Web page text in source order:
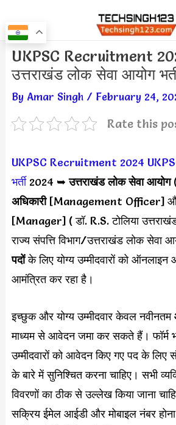
to
content
UKPSC Recruitment
उत्तराखंड लोक सेवा आयोग
By Amar Singh / February 24,
Rate this
UKPSC Recruitment 2024
भर्ती2024 ➥उत्तराखंड लोक सेवा आयोग
अधिकारी[Management Officer]
[Manager] ( डॉ. R.S. टोलिया
राज्य संपत्ति विभाग/उत्तराखंड लोक सेवा
पदोंके लिए योग्य उम्मीदवारों को
आमंत्रित कर रहा है।
इच्छुक और योग्य उम्मीदवार केवल नवीनतम
माध्यम से आवेदन जमा कर सकते हैं। फॉर्म
उम्मीदवारों को आवेदन किए गए पद के लिए
के बारे में सुनिश्चित करना चाहिए। सभी
विवरणों का ठीक से उल्लेख किया जाना
सक्रिय ईमेल आईडी और मोबाइल नंबर
Post
navigation